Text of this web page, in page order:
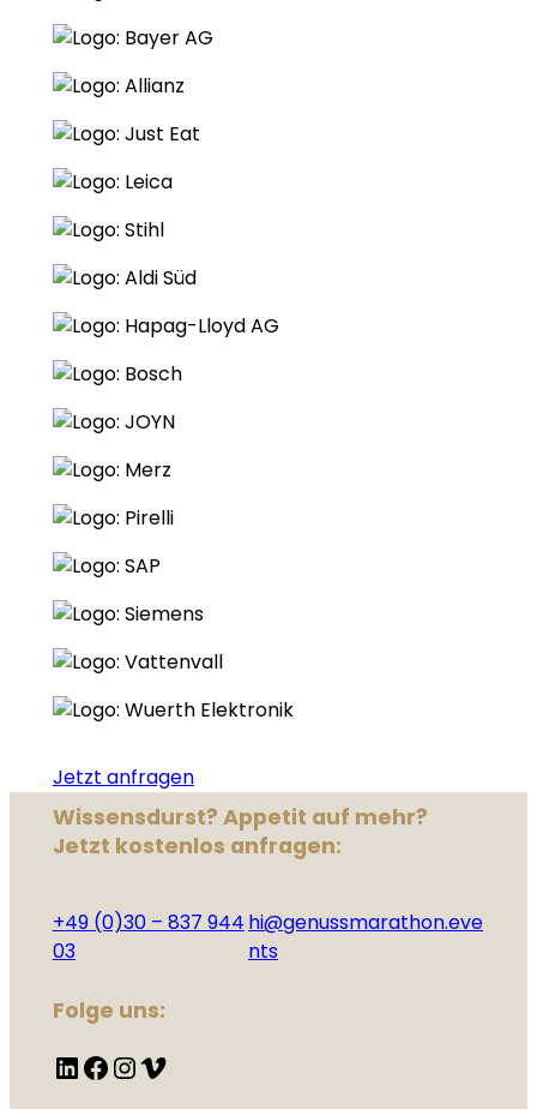
Jetzt anfragen
Wissensdurst? Appetit auf mehr?
Jetzt kostenlos anfragen:
+49 (0)30 – 837 944
03
hi@genussmarathon.eve
nts
Folge uns:
LinkedIn Facebook InstagramVimeo